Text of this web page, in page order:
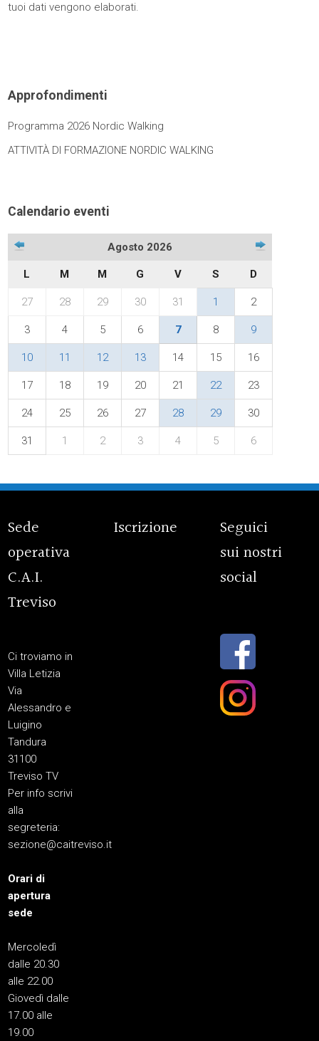
tuoi dati vengono elaborati.
Approfondimenti
Programma 2026 Nordic Walking
ATTIVITÀ DI FORMAZIONE NORDIC WALKING
Calendario eventi
Agosto 2026
L M M G V S D
27 28 29 30 31 1 2
3 4 5 6 7 8 9
10 11 12 13 14 15 16
17 18 19 20 21 22 23
24 25 26 27 28 29 30
31 1 2 3 4 5 6
Sede
operativa
C.A.I.
Treviso
Ci troviamo in
Villa Letizia
Via
Alessandro e
Luigino
Tandura
31100
Treviso TV
Per info scrivi
alla
segreteria:
sezione@caitreviso.it
Orari di
apertura
sede
Mercoledì
dalle 20.30
alle 22.00
Giovedì dalle
17.00 alle
19.00
Iscrizione
Seguici
sui nostri
social